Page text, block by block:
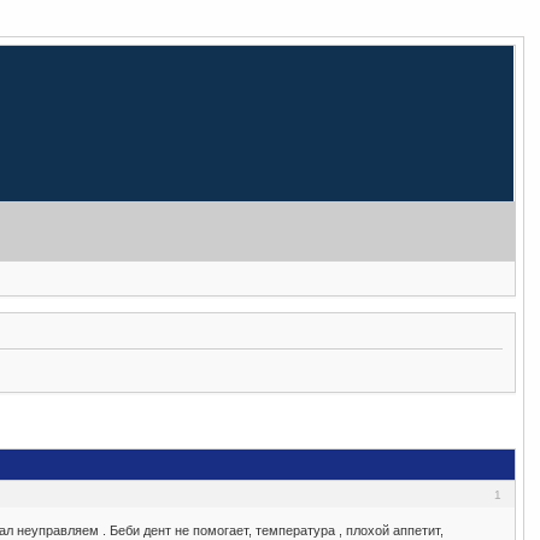
1
. Беби дент не помогает, температура , плохой аппетит,